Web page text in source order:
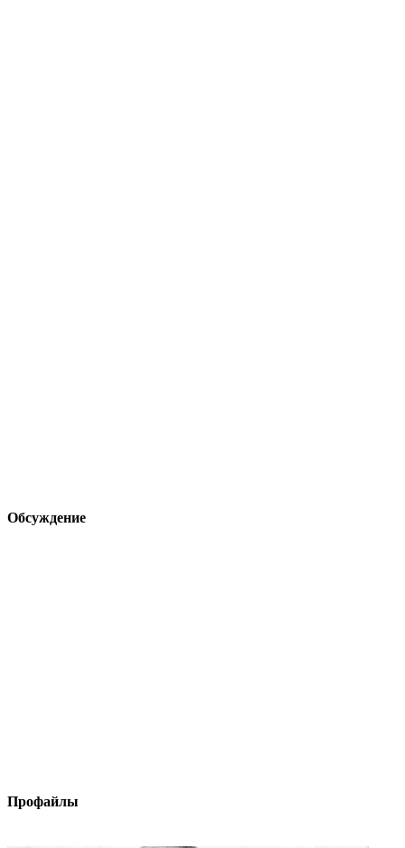
Обсуждение
Профайлы